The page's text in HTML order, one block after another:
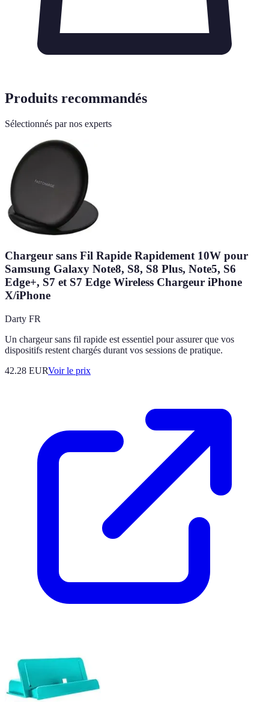
Produits recommandés
Sélectionnés par nos experts
Chargeur sans Fil Rapide Rapidement 10W pour
Samsung Galaxy Note8, S8, S8 Plus, Note5, S6
Edge+, S7 et S7 Edge Wireless Chargeur iPhone
X/iPhone
Darty FR
Un chargeur sans fil rapide est essentiel pour assurer que vos
dispositifs restent chargés durant vos sessions de pratique.
42.28 EURVoir le prix